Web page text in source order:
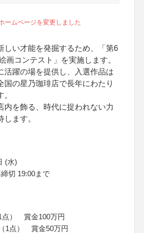
ームページを変更しました
しい才能を発掘するため、「第6
画コンテスト」を実施します。
活躍の場を提供し、入選作品は
国の星乃珈琲店で長年にわたり
内を飾る、時代に捉われない力
ます。
(水)
切 19:00まで
点） 賞金100万円
1点） 賞金50万円